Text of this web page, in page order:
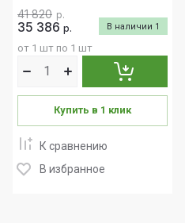
В наличии 1
41 820 р.
35 386 р.
от 1 шт по 1 шт
Купить в 1 клик
К сравнению
В избранное